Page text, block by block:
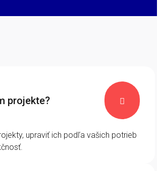
projekte? 
upraviť ich podľa vašich potrieb